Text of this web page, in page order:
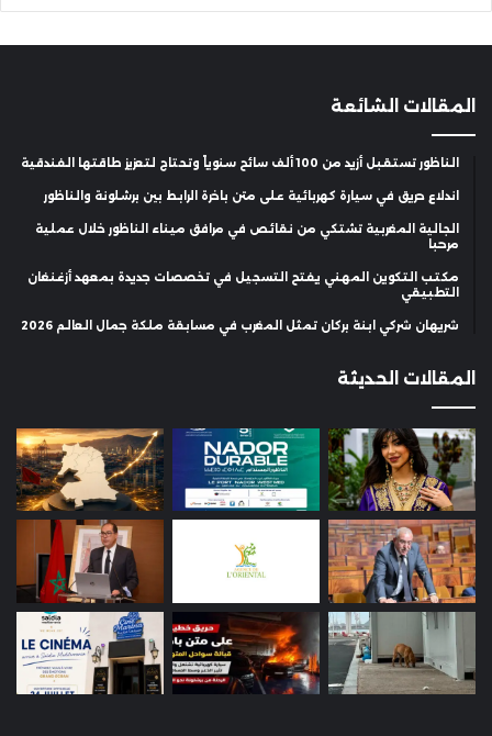
المقالات الشائعة
الناظور تستقبل أزيد من 100 ألف سائح سنوياً وتحتاج لتعزيز طاقتها الفندقية
اندلاع حريق في سيارة كهربائية على متن باخرة الرابط بين برشلونة والناظور
الجالية المغربية تشتكي من نقائص في مرافق ميناء الناظور خلال عملية
مرحبا
مكتب التكوين المهني يفتح التسجيل في تخصصات جديدة بمعهد أزغنغان
التطبيقي
شريهان شركي ابنة بركان تمثل المغرب في مسابقة ملكة جمال العالم 2026
المقالات الحديثة